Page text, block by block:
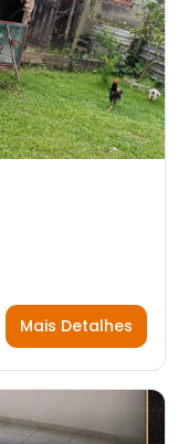
Mais Detalhes